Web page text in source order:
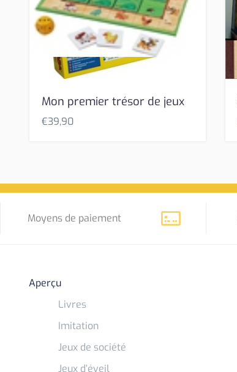
Mon premier trésor de jeux
€39,90
Moyens de paiement
Aperçu
Livres
Imitation
Jeux de société
Jeux d’éveil